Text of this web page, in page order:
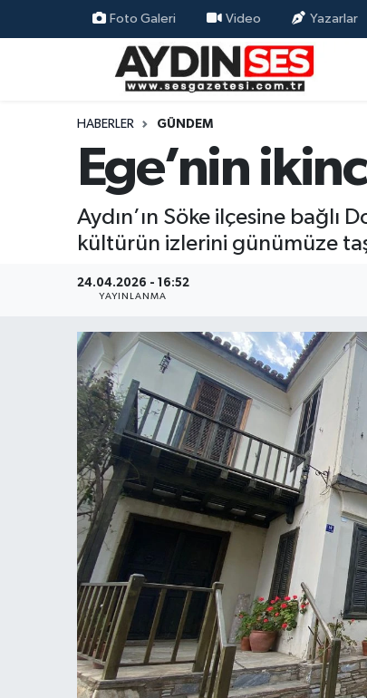
Foto Galeri Video Yazarlar
HABERLER GÜNDEM
Ege’nin
Aydın’ın Söke ilçesine bağlı
kültürün izlerini günümüze
24.04.2026 - 16:52
YAYINLANMA
Siyaset
Ekonomi
Yaşam
Kültür Sanat
Spor
Aydın Nöbetçi Eczaneler
Aydın Hava Durumu
Aydin Namaz Vakitleri
Aydın Trafik Yoğunluk Haritası
Süper Lig Puan Durumu ve Fikstür
Tüm Manşetler
Son Dakika Haberleri
Haber Arşivi